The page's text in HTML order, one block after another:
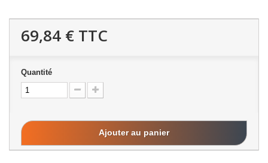
69,84 € TTC
Quantité
Ajouter au panier